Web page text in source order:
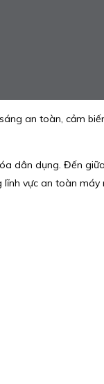
an toàn, cảm
dân dụng. Đến
vực an toàn